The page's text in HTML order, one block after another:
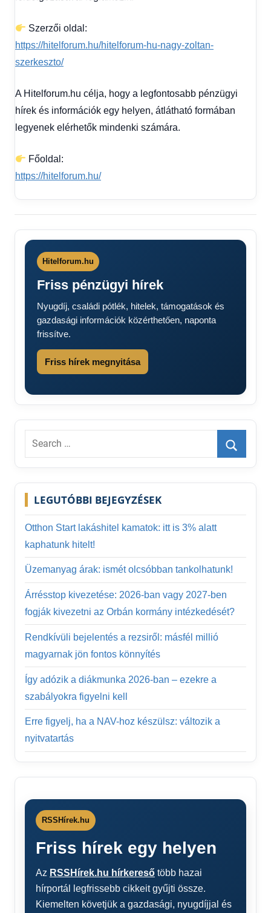
Szerzői oldal:
https://hitelforum.hu/hitelforum-hu-nagy-zoltan-
szerkeszto/
A Hitelforum.hu célja, hogy a legfontosabb pénzügyi
hírek és információk egy helyen, átlátható formában
legyenek elérhetők mindenki számára.
Főoldal:
https://hitelforum.hu/
Hitelforum.hu
Friss pénzügyi hírek
Nyugdíj, családi pótlék, hitelek, támogatások és
gazdasági információk közérthetően, naponta
frissítve.
Friss hírek megnyitása
Search
Search
LEGUTÓBBI BEJEGYZÉSEK
Otthon Start lakáshitel kamatok: itt is 3% alatt
kaphatunk hitelt!
Üzemanyag árak: ismét olcsóbban tankolhatunk!
Árrésstop kivezetése: 2026-ban vagy 2027-ben
fogják kivezetni az Orbán kormány intézkedését?
Rendkívüli bejelentés a rezsiről: másfél millió
magyarnak jön fontos könnyítés
Így adózik a diákmunka 2026-ban – ezekre a
szabályokra figyelni kell
Erre figyelj, ha a NAV-hoz készülsz: változik a
nyitvatartás
RSSHírek.hu
Friss hírek egy helyen
Az RSSHírek.hu hírkereső több hazai
hírportál legfrissebb cikkeit gyűjti össze.
Kiemelten követjük a gazdasági, nyugdíjjal és